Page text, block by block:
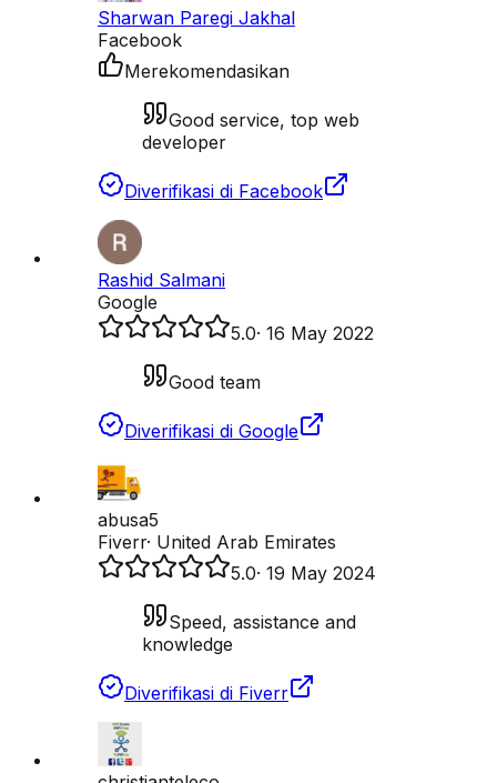
Sharwan Paregi Jakhal
Facebook
Merekomendasikan
Good service, top web
developer
Diverifikasi di Facebook
Rashid Salmani
Google
5.0· 16 May 2022
Good team
Diverifikasi di Google
abusa5
Fiverr· United Arab Emirates
5.0· 19 May 2024
Speed, assistance and
knowledge
Diverifikasi di Fiverr